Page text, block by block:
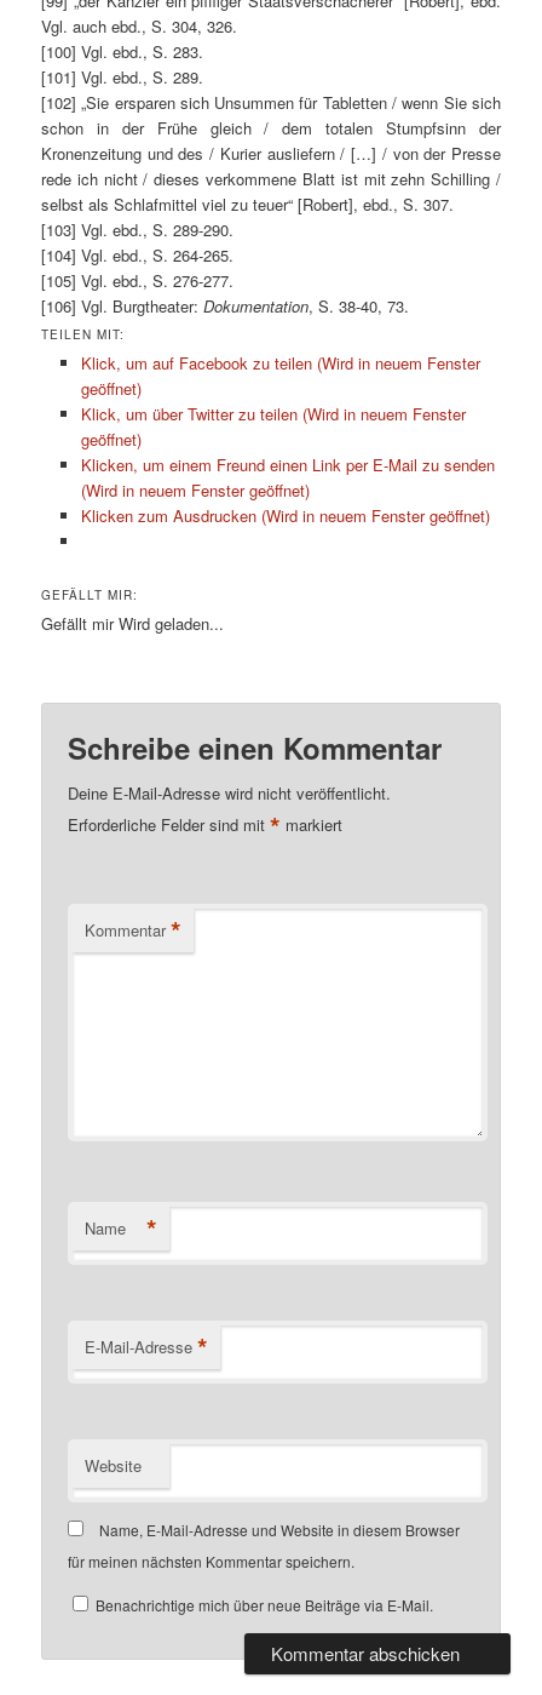
Vgl. auch ebd., S. 304, 326.
[100] Vgl. ebd., S. 283.
[101] Vgl. ebd., S. 289.
[102] „Sie ersparen sich Unsummen für Tabletten / wenn Sie sich
schon in der Frühe gleich / dem totalen Stumpfsinn der
Kronenzeitung und des / Kurier ausliefern / […] / von der Presse
rede ich nicht / dieses verkommene Blatt ist mit zehn Schilling /
selbst als Schlafmittel viel zu teuer“ [Robert], ebd., S. 307.
[103] Vgl. ebd., S. 289-290.
[104] Vgl. ebd., S. 264-265.
[105] Vgl. ebd., S. 276-277.
[106] Vgl. Burgtheater:Dokumentation, S. 38-40, 73.
TEILEN MIT:
Klick, um auf Facebook zu teilen (Wird in neuem Fenster
geöffnet)
Klick, um über Twitter zu teilen (Wird in neuem Fenster
geöffnet)
Klicken, um einem Freund einen Link per E-Mail zu senden
(Wird in neuem Fenster geöffnet)
Klicken zum Ausdrucken (Wird in neuem Fenster geöffnet)
GEFÄLLT MIR:
Gefällt mir Wird geladen...
Schreibe einen Kommentar
Deine E-Mail-Adresse wird nicht veröffentlicht.
Erforderliche Felder sind mit* markiert
Kommentar *
Name *
E-Mail-Adresse *
Website
Name, E-Mail-Adresse und Website in diesem Browser
für meinen nächsten Kommentar speichern.
Benachrichtige mich über neue Beiträge via E-Mail.